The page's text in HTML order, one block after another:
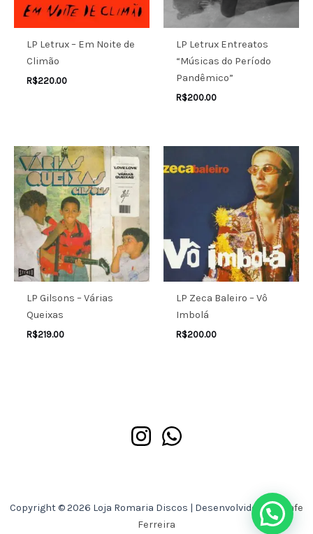
LP Letrux – Em Noite de
Climão
R$220.00
LP Letrux Entreatos
“Músicas do Período
Pandêmico”
R$200.00
LP Gilsons – Várias
Queixas
R$219.00
LP Zeca Baleiro – Vô
Imbolá
R$200.00
Copyright © 2026 Loja Romaria Discos | Desenvolvido porAsafe
Ferreira
Precisa de ajuda?